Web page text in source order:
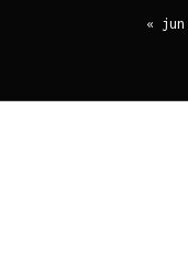
« jun